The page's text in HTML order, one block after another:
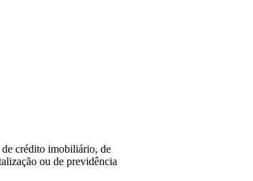
de crédito imobiliário, de
ou de previdência